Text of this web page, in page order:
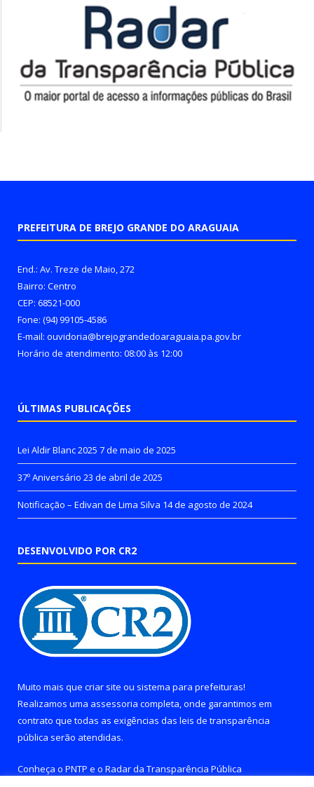
PREFEITURA DE BREJO GRANDE DO ARAGUAIA
End.: Av. Treze de Maio, 272
Bairro: Centro
CEP: 68521-000
Fone: (94) 99105-4586
E-mail: ouvidoria@brejograndedoaraguaia.pa.gov.br
Horário de atendimento: 08:00 às 12:00
ÚLTIMAS PUBLICAÇÕES
Lei Aldir Blanc 2025 7 de maio de 2025
37º Aniversário 23 de abril de 2025
Notificação – Edivan de Lima Silva 14 de agosto de 2024
DESENVOLVIDO POR CR2
Muito mais que criar site ou sistema para prefeituras!
Realizamos uma assessoria completa, onde garantimos em
contrato que todas as exigências das leis de transparência
pública serão atendidas.
Conheça o PNTP e o Radar da Transparência Pública